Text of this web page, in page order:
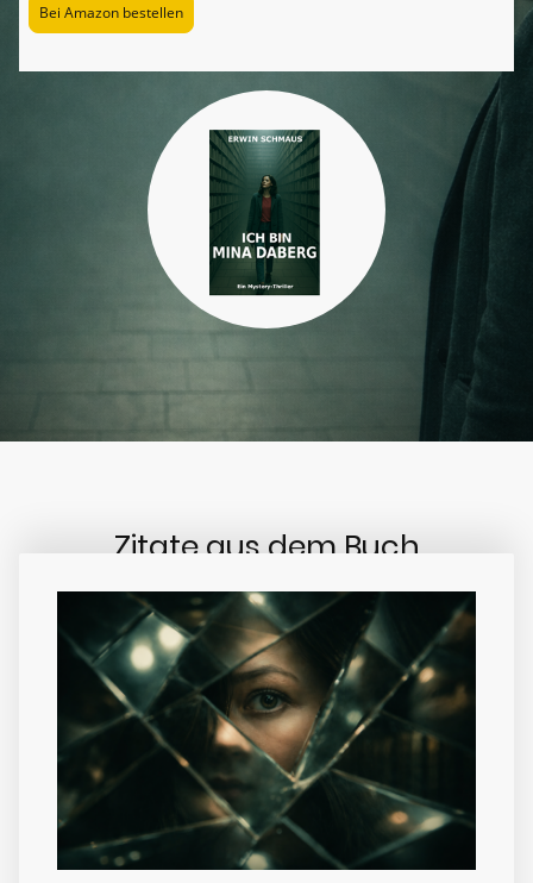
Bei Amazon bestellen
Zitate aus dem Buch